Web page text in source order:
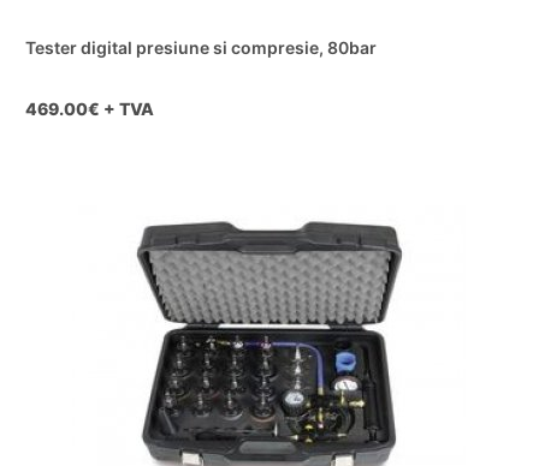
Tester digital presiune si compresie, 80bar
469.00€ + TVA